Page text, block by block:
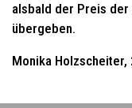
alsbald der Preis
übergeben.
Monika Holzscheiter,